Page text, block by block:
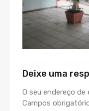
Deixe uma
O seu endereço de
Campos